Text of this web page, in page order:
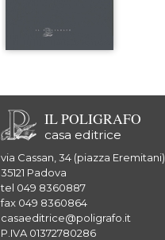
IL POLIGRAFO
casa editrice
via Cassan, 34 (piazza Eremitani)
35121 Padova
tel 049 8360887
fax 049 8360864
casaeditrice@poligrafo.it
P.IVA 01372780286